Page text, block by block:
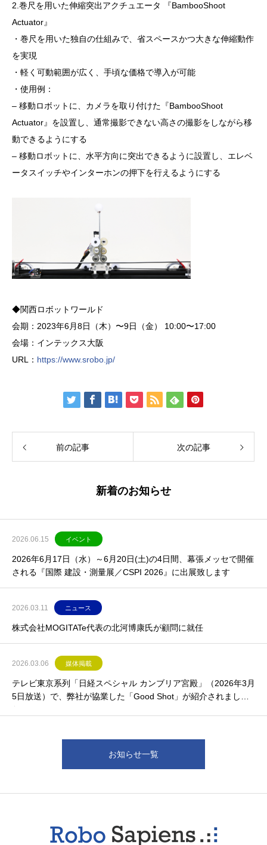
2.巻尺を用いた伸縮突出アクチュエータ 『BambooShoot
Actuator』
・巻尺を用いた独自の仕組みで、省スペースかつ大きな伸縮動作
を実現
・軽く可動範囲が広く、手頃な価格で導入が可能
・使用例：
– 移動ロボットに、カメラを取り付けた『BambooShoot
Actuator』を設置し、通常撮影できない高さの撮影をしながら移
動できるようにする
– 移動ロボットに、水平方向に突出できるように設置し、エレベ
ータスイッチやインターホンの押下を行えるようにする
◆関西ロボットワールド
会期：2023年6月8日（木）〜9日（金） 10:00〜17:00
会場：インテックス大阪
URL： https://www.srobo.jp/
前の記事 次の記事
新着のお知らせ
2026.06.15 イベント
2026年6月17日（水）～6月20日(土)の4日間、幕張メッセで開催
される『国際 建設・測量展／CSPI 2026』に出展致します
2026.03.11 ニュース
株式会社MOGITATe代表の北河博康氏が顧問に就任
2026.03.06 媒体掲載
テレビ東京系列「日経スペシャル カンブリア宮殿」（2026年3月
5日放送）で、弊社が協業した「Good Shot」が紹介されまし
た。
お知らせ一覧